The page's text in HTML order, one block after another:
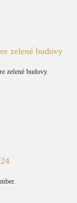
zelené budovy
zelené budovy.